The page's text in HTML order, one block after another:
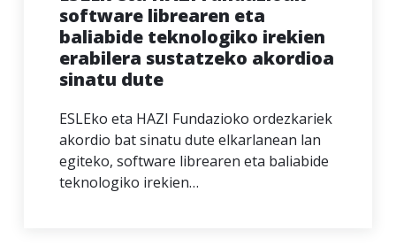
software librearen eta
baliabide teknologiko irekien
erabilera sustatzeko akordioa
sinatu dute
ESLEko eta HAZI Fundazioko ordezkariek
akordio bat sinatu dute elkarlanean lan
egiteko, software librearen eta baliabide
teknologiko irekien…